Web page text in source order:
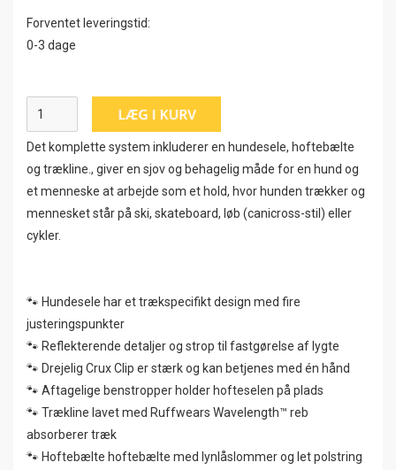
Forventet leveringstid:
0-3 dage
Det komplette system inkluderer en hundesele, hoftebælte
og trækline., giver en sjov og behagelig måde for en hund og
et menneske at arbejde som et hold, hvor hunden trækker og
mennesket står på ski, skateboard, løb (canicross-stil) eller
cykler.
🐾 Hundesele har et trækspecifikt design med fire
justeringspunkter
🐾 Reflekterende detaljer og strop til fastgørelse af lygte
🐾 Drejelig Crux Clip er stærk og kan betjenes med én hånd
🐾 Aftagelige benstropper holder hofteselen på plads
🐾 Trækline lavet med Ruffwears Wavelength™ reb
absorberer træk
🐾 Hoftebælte hoftebælte med lynlåslommer og let polstring